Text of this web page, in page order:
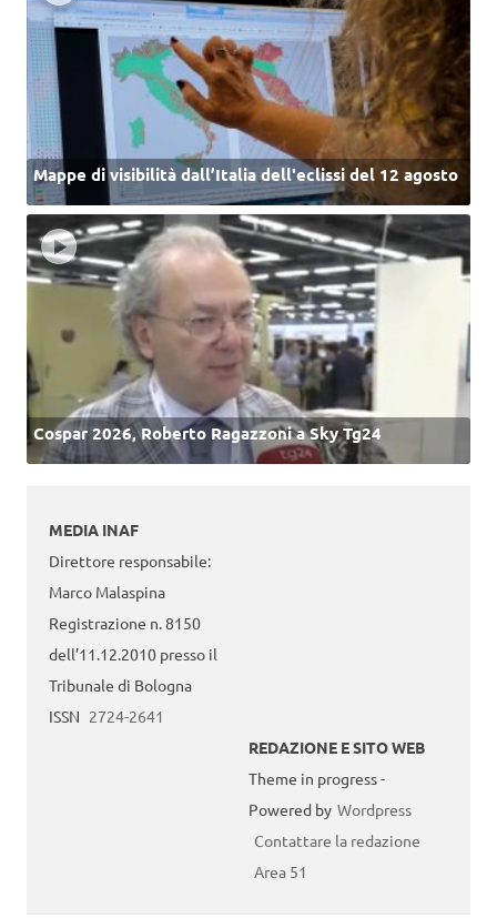
Mappe di visibilità dall’Italia dell'eclissi del 12 agosto
Cospar 2026, Roberto Ragazzoni a Sky Tg24
MEDIA INAF
Direttore responsabile:
Marco Malaspina
Registrazione n. 8150
dell’11.12.2010 presso il
Tribunale di Bologna
ISSN 2724-2641
REDAZIONE E SITO WEB
Theme in progress -
Powered by Wordpress
Contattare la redazione
Area 51